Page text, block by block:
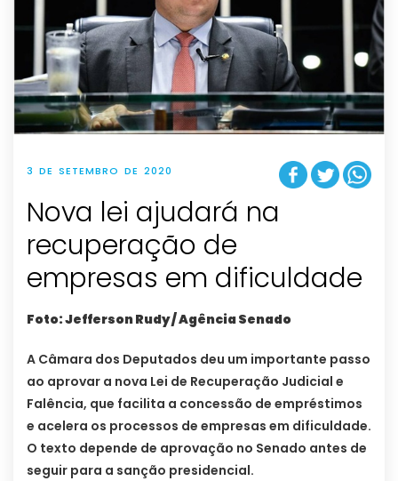
3 DE SETEMBRO DE 2020
Nova lei ajudará na
recuperação de
empresas em dificuldade
Foto: Jefferson Rudy / Agência Senado
A Câmara dos Deputados deu um importante passo
ao aprovar a nova Lei de Recuperação Judicial e
Falência, que facilita a concessão de empréstimos
e acelera os processos de empresas em dificuldade.
O texto depende de aprovação no Senado antes de
seguir para a sanção presidencial.